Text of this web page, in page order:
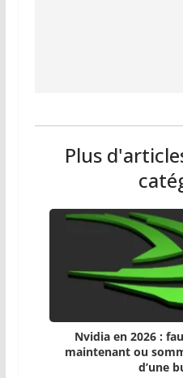
Plus
Nvidia en 2026 :
maintenant ou
d’une